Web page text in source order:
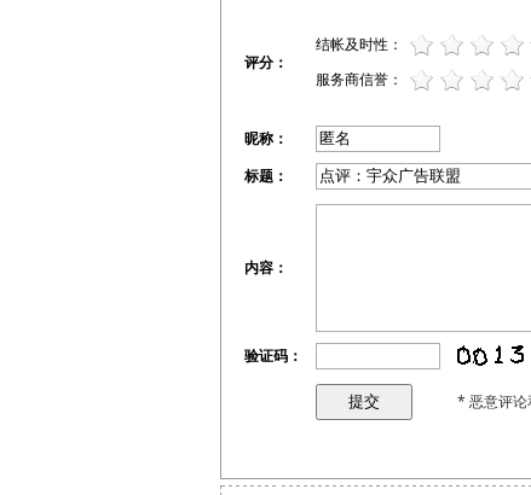
评分：
结帐及时性：
服务商信誉：
昵称：
标题：
内容：
验证码：
* 恶意评论